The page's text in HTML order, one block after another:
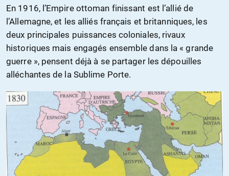
En 1916, l’Empire ottoman finissant est l’allié de
l’Allemagne, et les alliés français et britanniques, les
deux principales puissances coloniales, rivaux
historiques mais engagés ensemble dans la « grande
guerre », pensent déjà à se partager les dépouilles
alléchantes de la Sublime Porte.